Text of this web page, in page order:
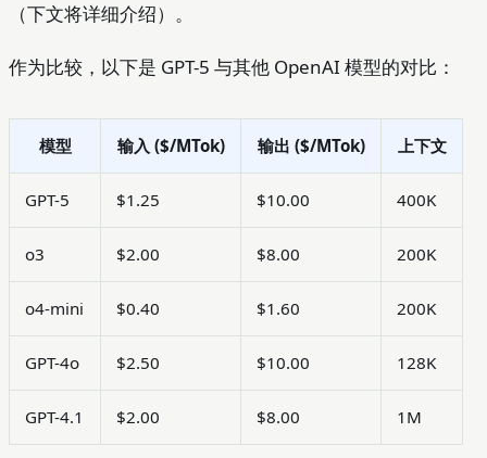
（下文将详细介绍）。
作为比较，以下是 GPT-5 与其他 OpenAI 模型的对比：
模型 输入 ($/MTok) 输出 ($/MTok) 上下文
GPT-5 $1.25 $10.00 400K
o3 $2.00 $8.00 200K
o4-mini $0.40 $1.60 200K
GPT-4o $2.50 $10.00 128K
GPT-4.1 $2.00 $8.00 1M